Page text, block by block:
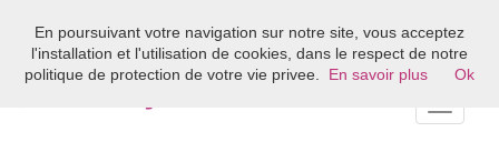
Bienvenue sur l'annuaire du coaching en France
En poursuivant votre navigation sur notre site, vous acceptez
l'installation et l'utilisation de cookies, dans le respect de notre
politique de protection de votre vie privee.
En savoir plus Ok